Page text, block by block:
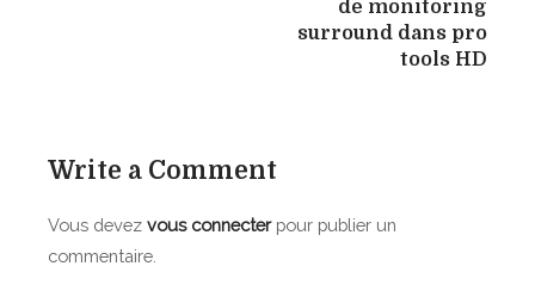
t
i
o
de monitoring
surround dans pro
tools HD
Write a Comment
Vous devez vous connecterpour publier un
commentaire.